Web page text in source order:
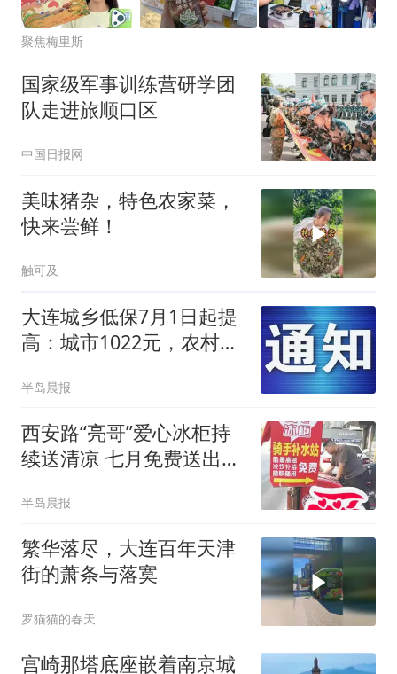
聚焦梅里斯
国家级军事训练营研学团
队走进旅顺口区
中国日报网
美味猪杂，特色农家菜，
快来尝鲜！
触可及
大连城乡低保7月1日起提
高：城市1022元，农村提
半岛晨报
西安路“亮哥”爱心冰柜持
续送清凉 七月免费送出超
半岛晨报
繁华落尽，大连百年天津
街的萧条与落寞
罗猫猫的春天
宫崎那塔底座嵌着南京城